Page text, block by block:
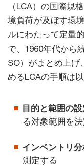
（LCA）の国際規
境負荷が及ぼす環
ルにわたって定量
で、1960年代から
SO）がまとめ上げ
めるLCAの手順は
目的と範囲の設
る対象範囲を
インベントリ分
測定する